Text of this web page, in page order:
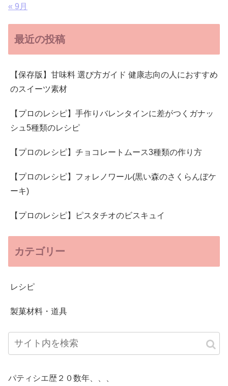
« 9月
最近の投稿
【保存版】甘味料 選び方ガイド 健康志向の人におすすめ
のスイーツ素材
【プロのレシピ】手作りバレンタインに差がつくガナッ
シュ5種類のレシピ
【プロのレシピ】チョコレートムース3種類の作り方
【プロのレシピ】フォレノワール(黒い森のさくらんぼケ
ーキ)
【プロのレシピ】ピスタチオのビスキュイ
カテゴリー
レシピ
製菓材料・道具
パティシエ歴２０数年、、、